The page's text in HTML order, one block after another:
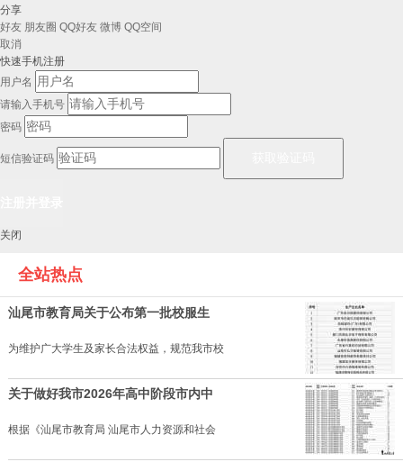
分享
好友 朋友圈 QQ好友 微博 QQ空间
取消
快速手机注册
用户名
请输入手机号
密码
短信验证码
关闭
全站热点
汕尾市教育局关于公布第一批校服生
为维护广大学生及家长合法权益，规范我市校
关于做好我市2026年高中阶段市内中
根据《汕尾市教育局 汕尾市人力资源和社会